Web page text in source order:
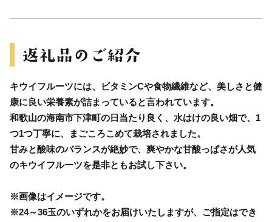
キウイフルーツには、ビタミンCや食物繊維など、美しさと健
康に良い栄養素が詰まっていると言われています。
和歌山の海南市下津町の日当たり良く、水はけの良い畑で、1
つ1つ丁寧に、まごころこめて栽培されました。
甘みと酸味のバランスが絶妙で、爽やかな甘酸っぱさが人気
のキウイフルーツを是非ともお試し下さい。
※画像はイメージです。
※24～36玉のいずれかをお届けいたしますが、ご指定はでき